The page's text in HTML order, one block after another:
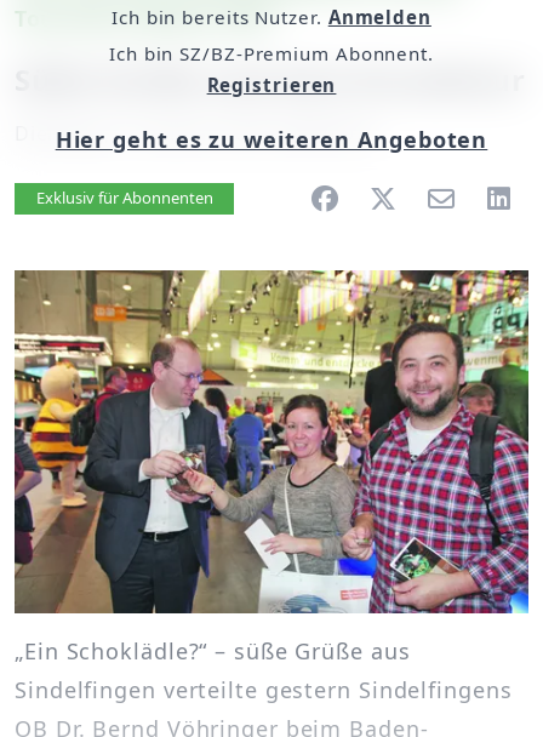
Tourismus-Messe CMT
Süße Grüße und eine Gruseltour
Dienstag, 15. Januar 2019, 06:00 Uhr
Artikel vorlesen
Exklusiv für Abonnenten
„Ein Schoklädle?“ – süße Grüße aus
Sindelfingen verteilte gestern Sindelfingens
OB Dr. Bernd Vöhringer beim Baden-
Ich bin bereits Nutzer. Anmelden
Ich bin SZ/BZ-Premium Abonnent.
Registrieren
Hier geht es zu weiteren Angeboten